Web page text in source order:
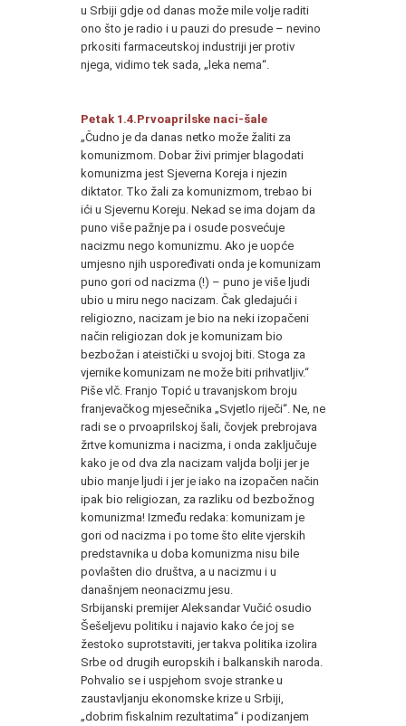
u Srbiji gdje od danas može mile volje raditi
ono što je radio i u pauzi do presude – nevino
prkositi farmaceutskoj industriji jer protiv
njega, vidimo tek sada, „leka nema“.
Petak 1.4.Prvoaprilske naci-šale
„Čudno je da danas netko može žaliti za
komunizmom. Dobar živi primjer blagodati
komunizma jest Sjeverna Koreja i njezin
diktator. Tko žali za komunizmom, trebao bi
ići u Sjevernu Koreju. Nekad se ima dojam da
puno više pažnje pa i osude posvećuje
nacizmu nego komunizmu. Ako je uopće
umjesno njih uspoređivati onda je komunizam
puno gori od nacizma (!) – puno je više ljudi
ubio u miru nego nacizam. Čak gledajući i
religiozno, nacizam je bio na neki izopačeni
način religiozan dok je komunizam bio
bezbožan i ateistički u svojoj biti. Stoga za
vjernike komunizam ne može biti prihvatljiv.“
Piše vlč. Franjo Topić u travanjskom broju
franjevačkog mjesečnika „Svjetlo riječi“. Ne, ne
radi se o prvoaprilskoj šali, čovjek prebrojava
žrtve komunizma i nacizma, i onda zaključuje
kako je od dva zla nacizam valjda bolji jer je
ubio manje ljudi i jer je iako na izopačen način
ipak bio religiozan, za razliku od bezbožnog
komunizma! Između redaka: komunizam je
gori od nacizma i po tome što elite vjerskih
predstavnika u doba komunizma nisu bile
povlašten dio društva, a u nacizmu i u
današnjem neonacizmu jesu.
Srbijanski premijer Aleksandar Vučić osudio
Šešeljevu politiku i najavio kako će joj se
žestoko suprotstaviti, jer takva politika izolira
Srbe od drugih europskih i balkanskih naroda.
Pohvalio se i uspjehom svoje stranke u
zaustavljanju ekonomske krize u Srbiji,
„dobrim fiskalnim rezultatima“ i podizanjem